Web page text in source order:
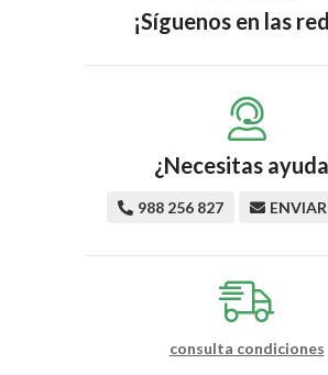
¡Síguenos en las
¿Necesitas
988 256 827
consulta condiciones